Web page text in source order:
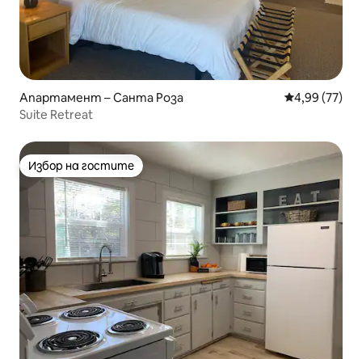
Апартамент – Санта Роза Средна
4,99 (77)
Suite Retreat
Избор на гостите
Избор на гостите